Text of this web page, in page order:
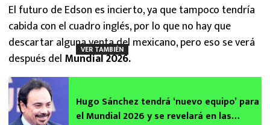
El futuro de Edson es incierto, ya que tampoco tendría
cabida con el cuadro inglés, por lo que no hay que
descartar alguna venta del mexicano, pero eso se verá
después del Mundial 2026.
VER TAMBIÉN
Hugo Sánchez tendrá ‘nuevo equipo’ para
el Mundial 2026 y se revelará en las